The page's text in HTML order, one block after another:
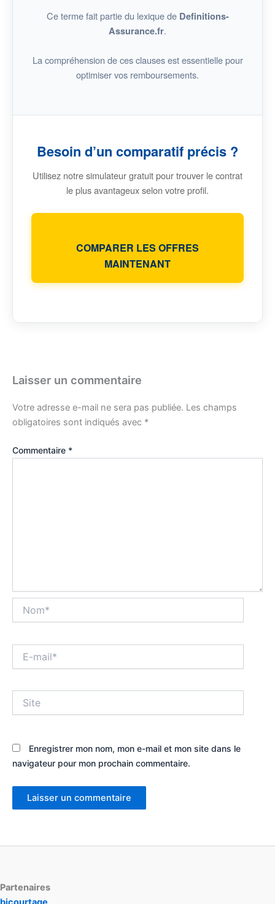
Ce terme fait partie du lexique de Definitions-
Assurance.fr.
La compréhension de ces clauses est essentielle pour
optimiser vos remboursements.
Besoin d’un comparatif précis ?
Utilisez notre simulateur gratuit pour trouver le contrat
le plus avantageux selon votre profil.
COMPARER LES OFFRES
MAINTENANT
Laisser un commentaire
Votre adresse e-mail ne sera pas publiée. Les champs
obligatoires sont indiqués avec *
Commentaire *
mail*
Enregistrer mon nom, mon e-mail et mon site dans le
navigateur pour mon prochain commentaire.
Partenaires